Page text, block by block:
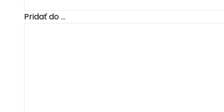
Pridať do ...